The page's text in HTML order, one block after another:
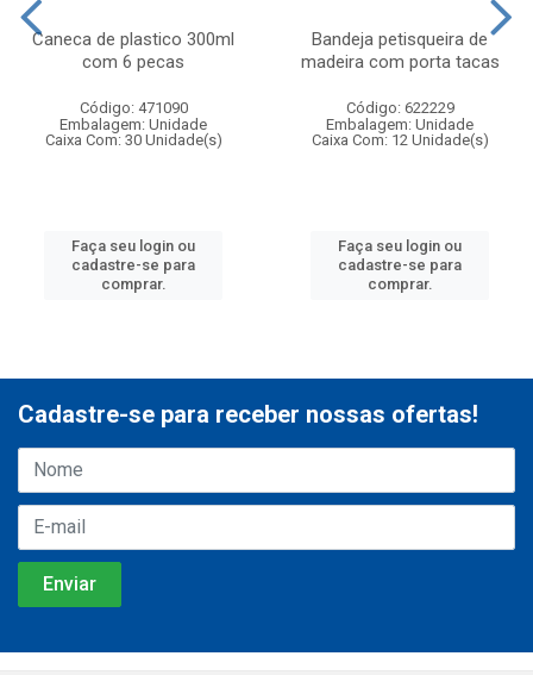
Caneca de plastico 300ml
com 6 pecas
Código: 471090
Embalagem: Unidade
Caixa Com: 30 Unidade(s)
Faça seu login ou
cadastre-se para
comprar.
Bandeja petisqueira de
madeira com porta tacas
Código: 622229
Embalagem: Unidade
Caixa Com: 12 Unidade(s)
Faça seu login ou
cadastre-se para
comprar.
Cadastre-se para receber nossas ofertas!